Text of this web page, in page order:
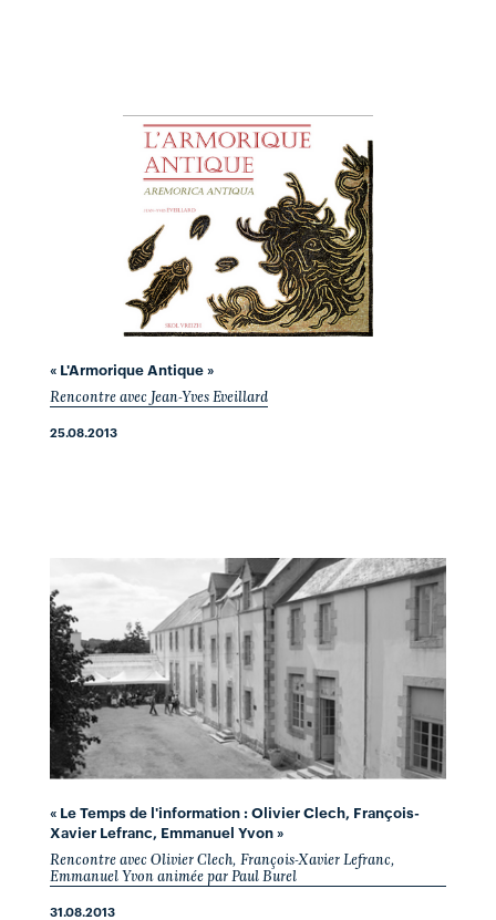
« L'Armorique Antique »
Rencontre avec Jean-Yves Eveillard
25.08.2013
« Le Temps de l'information : Olivier Clech, François-
Xavier Lefranc, Emmanuel Yvon »
Rencontre avec Olivier Clech, François-Xavier Lefranc,
Emmanuel Yvon animée par Paul Burel
31.08.2013